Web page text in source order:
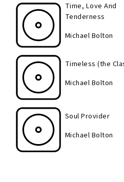
Time, Love And
Tenderness
Michael Bolton
Timeless (the
Michael Bolton
Soul Provider
Michael Bolton